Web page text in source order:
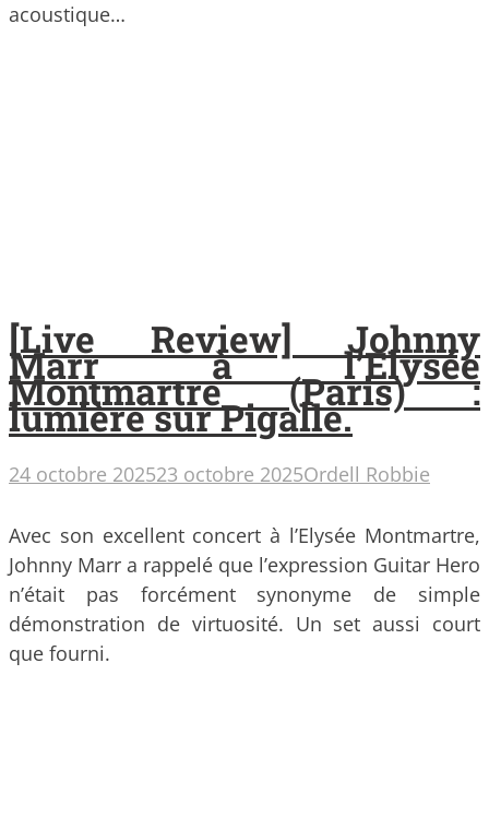
acoustique…
[Live Review] Johnny
Marr à l’Elysée
Montmartre (Paris) :
lumière sur Pigalle.
24 octobre 202523 octobre 2025Ordell Robbie
Avec son excellent concert à l’Elysée Montmartre,
Johnny Marr a rappelé que l’expression Guitar Hero
n’était pas forcément synonyme de simple
démonstration de virtuosité. Un set aussi court
que fourni.